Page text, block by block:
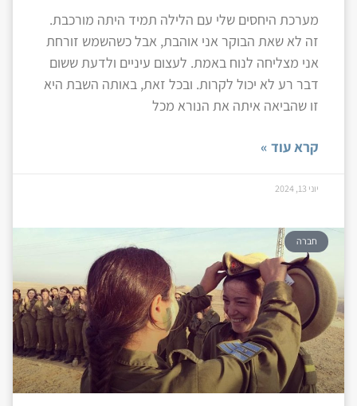
מערכת היחסים שלי עם הלילה תמיד היתה מורכבת.
זה לא שאת הבוקר אני אוהבת, אבל כשהשמש זורחת
אני מצליחה לנוח באמת. לעצום עיניים ולדעת ששום
דבר רע לא יכול לקרות. ובכל זאת, באותה השבת היא
זו שהביאה איתה את הנורא מכל
קרא עוד »
יוני 13, 2024
חברה